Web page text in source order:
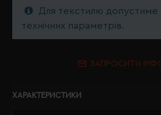
Для текстилю допустиме
технічних параметрів.
ЗАПРОСИТИ
ХАРАКТЕРИСТИКИ